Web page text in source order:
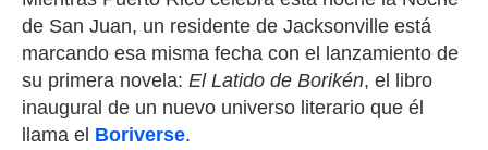
de San Juan, un residente de Jacksonville está
marcando esa misma fecha con el lanzamiento de
su primera novela: El Latido de Borikén, el libro
inaugural de un nuevo universo literario que él
llama el Boriverse.